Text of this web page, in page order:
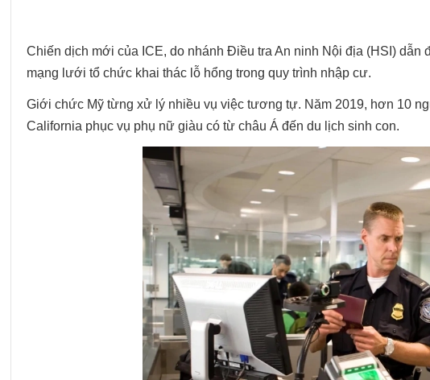
Chiến dịch mới của ICE, do nhánh Điều tra An ninh Nội địa (HSI) dẫn
mạng lưới tổ chức khai thác lỗ hổng trong quy trình nhập cư.
Giới chức Mỹ từng xử lý nhiều vụ việc tương tự. Năm 2019, hơn 10
California phục vụ phụ nữ giàu có từ châu Á đến du lịch sinh con.